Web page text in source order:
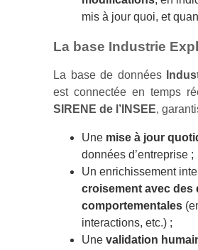
mis à jour quoi, et
La base Industrie
La base de données
est connectée en temps
SIRENE de l’INSEE,
Une mise à jour
données d’entreprise ;
Un enrichissement
croisement avec des
comportementales
interactions, etc.) ;
Une validation